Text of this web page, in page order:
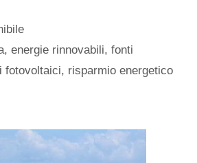
,energie rinnovabili,fonti
fotovoltaici, risparmio energetico